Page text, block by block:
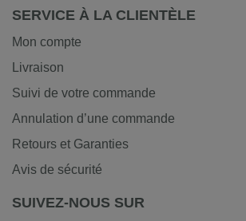
SERVICE À LA CLIENTÈLE
Mon compte
Livraison
Suivi de votre commande
Annulation d’une commande
Retours et Garanties
Avis de sécurité
SUIVEZ-NOUS SUR